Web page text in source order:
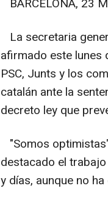
BARCELONA, 23
La secretaria
afirmado este lunes
PSC, Junts y los
catalán ante la
decreto ley que
"Somos
destacado el
y días, aunque no